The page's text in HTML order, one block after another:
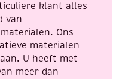
klant alles
van
Ons
materialen
U heeft met
meer dan